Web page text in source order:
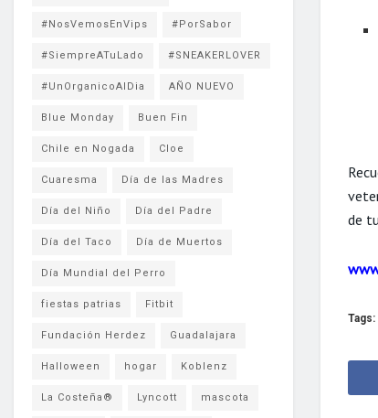
de
Tags:
#NosVemosEnVips #PorSabor
#SiempreATuLado #SNEAKERLOVER
#UnOrganicoAlDia AÑO NUEVO
Blue Monday Buen Fin
Chile en Nogada Cloe
Cuaresma Día de las Madres
Día del Niño Día del Padre
Día del Taco Día de Muertos
Día Mundial del Perro
fiestas patrias Fitbit
Fundación Herdez Guadalajara
Halloween hogar Koblenz
La Costeña® Lyncott mascota